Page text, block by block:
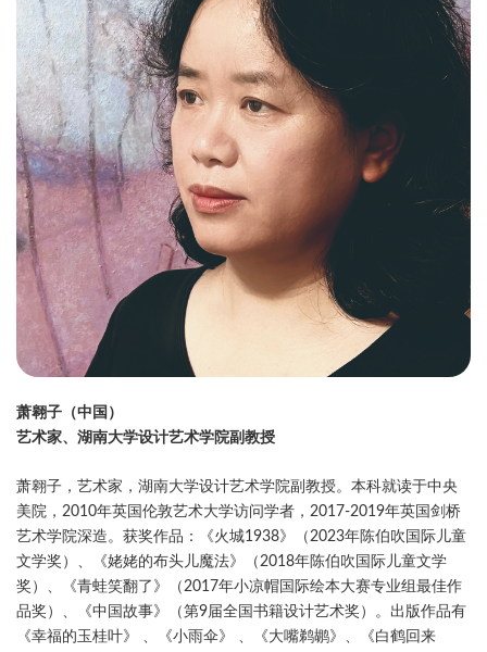
萧翱子（中国）
艺术家、湖南大学设计艺术学院副教授
萧翱子，艺术家，湖南大学设计艺术学院副教授。本科就读于中央
美院，2010年英国伦敦艺术大学访问学者，2017-2019年英国剑桥
艺术学院深造。获奖作品：《火城1938》（2023年陈伯吹国际儿童
文学奖）、《姥姥的布头儿魔法》（2018年陈伯吹国际儿童文学
奖）、《青蛙笑翻了》（2017年小凉帽国际绘本大赛专业组最佳作
品奖）、《中国故事》（第9届全国书籍设计艺术奖）。出版作品有
《幸福的玉桂叶》 、《小雨伞》 、《大嘴鹈鹕》、《白鹤回来